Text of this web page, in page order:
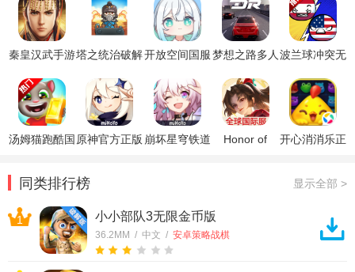
秦皇汉武手游塔之统治破解开放空间国服梦想之路多人
限金币版
波兰球冲突无
菜单版
汤姆猫跑酷国 原神官方正版 崩坏星穹铁道
Honor of
开心消消乐正
同类排行榜 显示全部 >
1 小小部队3无限金币版
36.2MM / 中文 / 安卓策略战棋